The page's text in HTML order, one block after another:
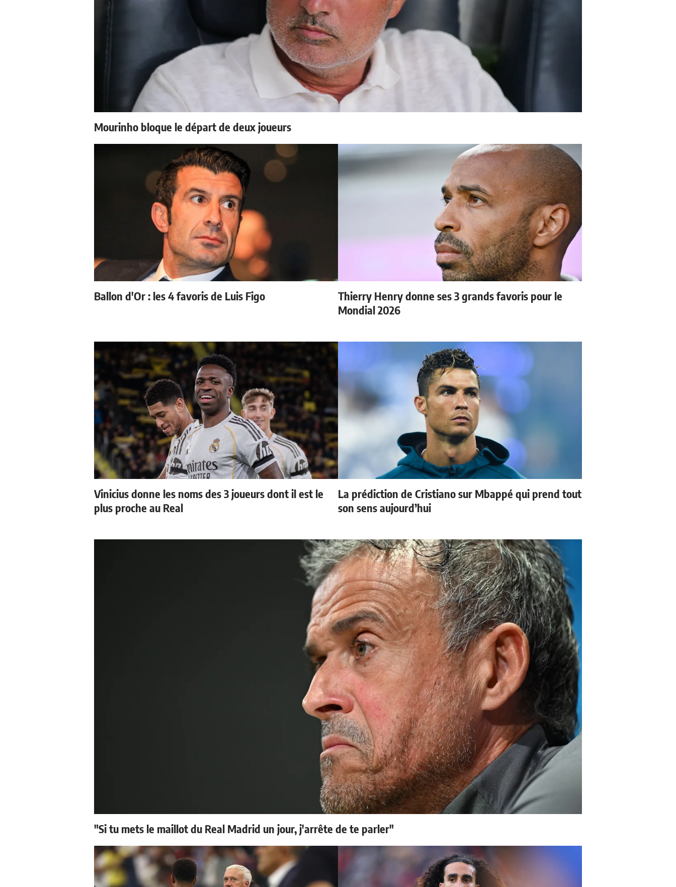
Mourinho bloque le départ de deux joueurs
Ballon d'Or : les 4 favoris de Luis Figo
Thierry Henry donne ses 3 grands favoris pour le
Mondial 2026
Vinicius donne les noms des 3 joueurs dont il est le
plus proche au Real
La prédiction de Cristiano sur Mbappé qui prend tout
son sens aujourd’hui
"Si tu mets le maillot du Real Madrid un jour, j'arrête de te parler"